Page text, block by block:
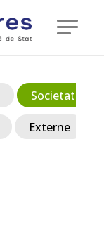
Societate
Externe